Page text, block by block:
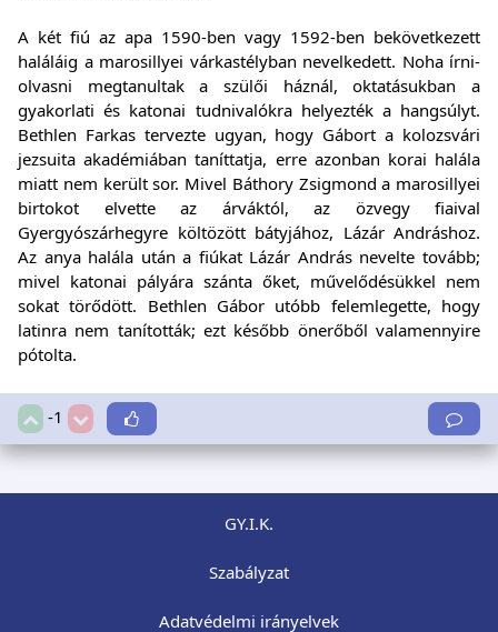
A két fiú az apa 1590-ben vagy 1592-ben bekövetkezett
haláláig a marosillyei várkastélyban nevelkedett. Noha írni-
olvasni megtanultak a szülői háznál, oktatásukban a
gyakorlati és katonai tudnivalókra helyezték a hangsúlyt.
Bethlen Farkas tervezte ugyan, hogy Gábort a kolozsvári
jezsuita akadémiában taníttatja, erre azonban korai halála
miatt nem került sor. Mivel Báthory Zsigmond a marosillyei
birtokot elvette az árváktól, az özvegy fiaival
Gyergyószárhegyre költözött bátyjához, Lázár Andráshoz.
Az anya halála után a fiúkat Lázár András nevelte tovább;
mivel katonai pályára szánta őket, művelődésükkel nem
sokat törődött. Bethlen Gábor utóbb felemlegette, hogy
latinra nem tanították; ezt később önerőből valamennyire
pótolta.
-1
GY.I.K.
Szabályzat
Adatvédelmi irányelvek